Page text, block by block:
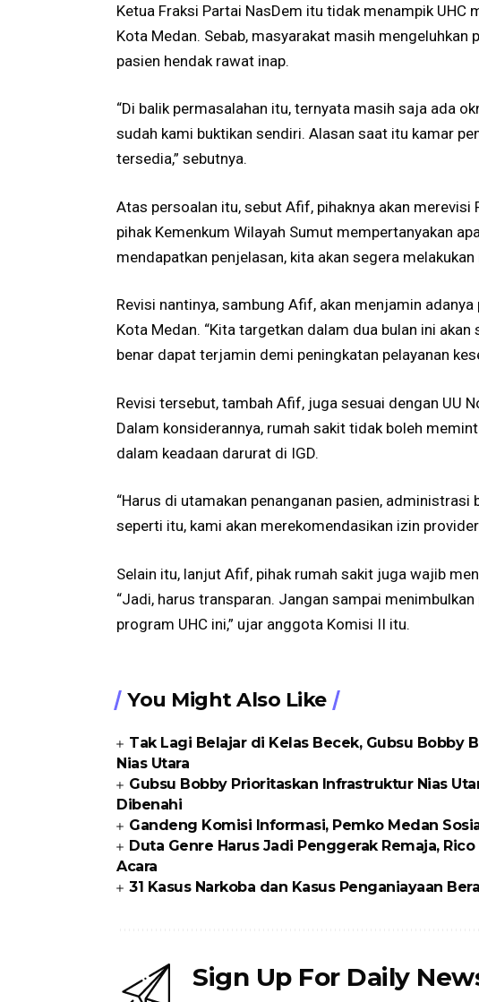
Ketua Fraksi Partai NasDem itu tidak menampik
Kota Medan. Sebab, masyarakat masih mengeluhkan
pasien hendak rawat inap.
“Di balik permasalahan itu, ternyata masih saja ada
sudah kami buktikan sendiri. Alasan saat itu kamar
tersedia,” sebutnya.
Atas persoalan itu, sebut Afif, pihaknya akan merevisi
pihak Kemenkum Wilayah Sumut mempertanyakan
mendapatkan penjelasan, kita akan segera melakukan
Revisi nantinya, sambung Afif, akan menjamin
Kota Medan. “Kita targetkan dalam dua bulan ini
benar dapat terjamin demi peningkatan pelayanan
Revisi tersebut, tambah Afif, juga sesuai dengan UU
Dalam konsiderannya, rumah sakit tidak boleh
dalam keadaan darurat di IGD.
“Harus di utamakan penanganan pasien,
seperti itu, kami akan merekomendasikan izin
Selain itu, lanjut Afif, pihak rumah sakit juga wajib
“Jadi, harus transparan. Jangan sampai
program UHC ini,” ujar anggota Komisi II itu.
You Might Also Like
Tak Lagi Belajar di Kelas Becek, Gubsu Bobby
Nias Utara
Gubsu Bobby Prioritaskan Infrastruktur Nias
Dibenahi
Gandeng Komisi Informasi, Pemko Medan
Duta Genre Harus Jadi Penggerak Remaja,
Acara
31 Kasus Narkoba dan Kasus Penganiayaan
Sign Up For Daily